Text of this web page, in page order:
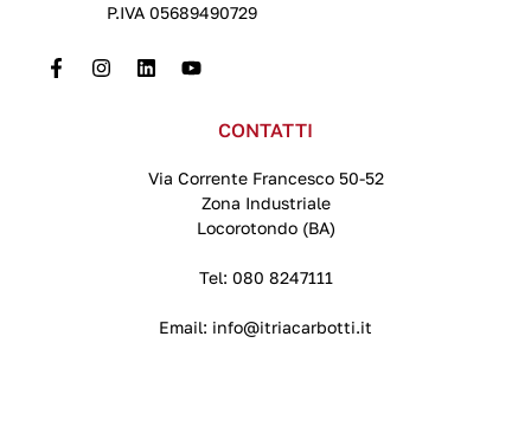
P.IVA 05689490729
CONTATTI
Via Corrente Francesco 50-52
Zona Industriale
Locorotondo (BA)
Tel: 080 8247111
Email: info@itriacarbotti.it